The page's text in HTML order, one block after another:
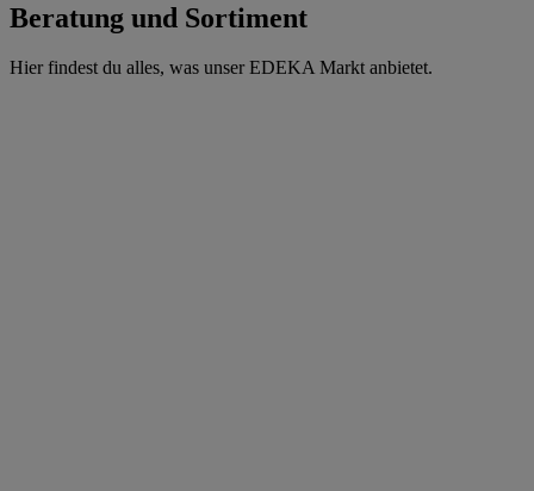
Beratung und Sortiment
Hier findest du alles, was unser EDEKA Markt anbietet.